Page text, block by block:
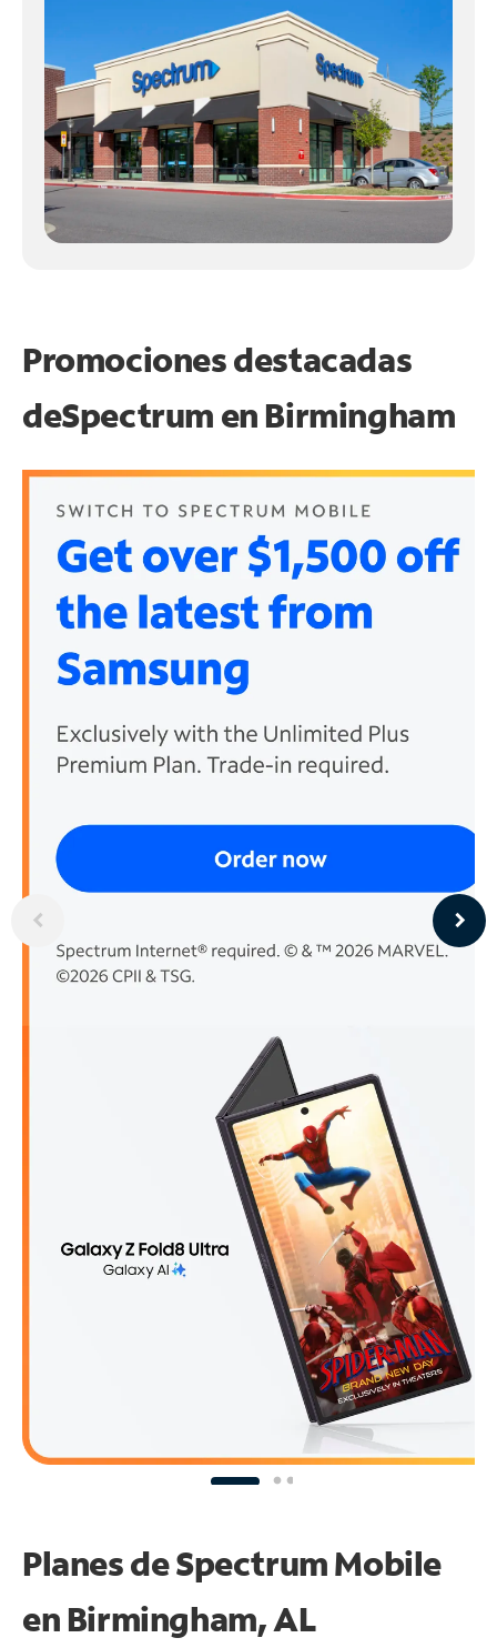
Promociones destacadas
deSpectrum en Birmingham
Planes de Spectrum Mobile
en Birmingham, AL